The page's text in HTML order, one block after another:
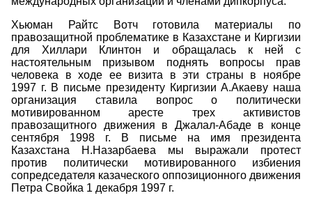
Хьюман Райтс Вотч готовила материалы по
правозащитной проблематике в Казахстане и Киргизии
для Хиллари Клинтон и обращалась к ней с
настоятельным призывом поднять вопросы прав
человека в ходе ее визита в эти страны в ноябре
1997 г. В письме президенту Киргизии А.Акаеву наша
организация ставила вопрос о политически
мотивированном аресте трех активистов
правозащитного движения в Джалал-Абаде в конце
сентября 1998 г. В письме на имя президента
Казахстана Н.Назарбаева мы выражали протест
против политически мотивированного избиения
сопредседателя казаческого оппозиционного движения
Петра Свойка 1 декабря 1997 г.